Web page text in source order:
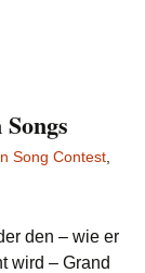
Song Contest
den – wie er
wird – Grand